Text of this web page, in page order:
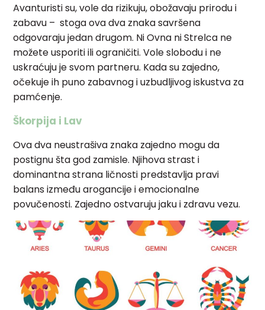
Avanturisti su, vole da rizikuju, obožavaju prirodu i
zabavu – stoga ova dva znaka savršena
odgovaraju jedan drugom. Ni Ovna ni Strelca ne
možete usporiti ili ograničiti. Vole slobodu i ne
uskraćuju je svom partneru. Kada su zajedno,
očekuje ih puno zabavnog i uzbudljivog iskustva za
pamćenje.
Škorpija i Lav
Ova dva neustrašiva znaka zajedno mogu da
postignu šta god zamisle. Njihova strast i
dominantna strana ličnosti predstavlja pravi
balans između arogancije i emocionalne
povučenosti. Zajedno ostvaruju jaku i zdravu vezu.